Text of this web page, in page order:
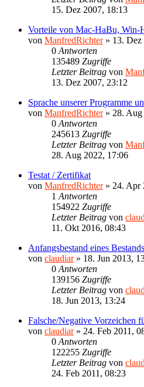
15. Dez 2007, 18:13
Vorteile von Mac-HaBu,
von ManfredRichter» 13. Dez
0 Antworten
135489 Zugriffe
Letzter Beitrag von
13. Dez 2007, 23:12
Sprache unserer Programme
von ManfredRichter» 28.
0 Antworten
245613 Zugriffe
Letzter Beitrag von
28. Aug 2022, 17:06
Testat / Zertifikat
von ManfredRichter» 24. Apr
1 Antworten
154922 Zugriffe
Letzter Beitrag von
11. Okt 2016, 08:43
Anfangsbestand eines
von claudiar» 18. Jun 2013,
0 Antworten
139156 Zugriffe
Letzter Beitrag von
18. Jun 2013, 13:24
Falsche/Negative Vorzeichen
von claudiar» 24. Feb 2011,
0 Antworten
122255 Zugriffe
Letzter Beitrag von
24. Feb 2011, 08:23